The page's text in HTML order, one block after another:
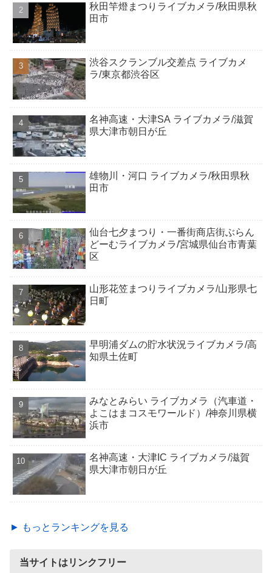
秋田竿燈まつりライブカメラ/秋田県秋
田市
渋谷スクランブル交差点 ライブカメ
ラ/東京都渋谷区
名神高速・大津SA ライブカメラ/滋賀
県大津市朝日が丘
雄物川・河口 ライブカメラ/秋田県秋
田市
仙台七夕まつり・一番街商店街ぶらん
どーむライブカメラ/宮城県仙台市青葉
区
山形花笠まつりライブカメラ/山形県七
日町
早明浦ダムの貯水状況ライブカメラ/高
知県土佐町
みなとみらい ライブカメラ（汽車道・
よこはまコスモワールド）/神奈川県横
浜市
名神高速・大津IC ライブカメラ/滋賀
県大津市朝日が丘
► もっとランキングを見る
当サイトはリンクフリー